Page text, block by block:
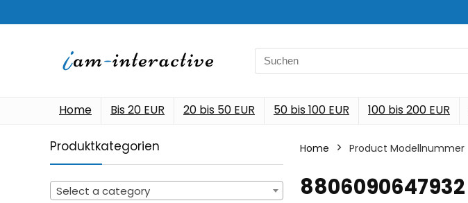
Search
for:
Home Bis 20 EUR 20 bis 50 EUR 50 bis 100 EUR 100 bis 200 EUR
Produktkategorien
Select a category
Home Product Modellnummer
‎8806090647932